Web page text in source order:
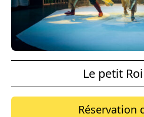
Le petit
Réservation